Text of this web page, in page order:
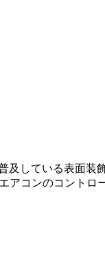
している表面装
コンのコントロ